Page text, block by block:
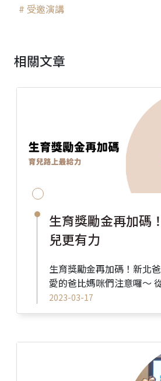
# 受邀演講
相關文章
生育獎勵金再加碼
兒更有力
生育獎勵金再加碼！新北爸
愛的爸比媽咪們注意囉～ 從 115 年 1 月 1 日
（含）起出生的寶寶開始， 新北市的生育
獎...
2023-03-17